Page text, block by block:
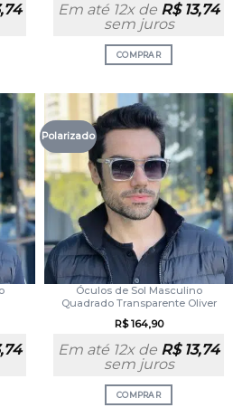
Em até 12x de R$13,74
sem juros
COMPRAR
Polarizado
Óculos de Sol Masculino
Quadrado Transparente Oliver
R$164,90
Em até 12x de R$13,74
sem juros
COMPRAR